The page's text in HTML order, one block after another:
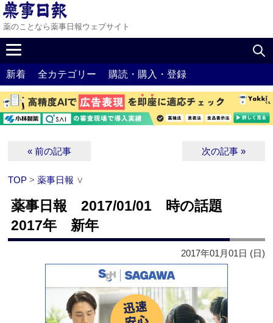
薬のことなら薬事日報ウェブサイト
新着 全カテゴリー 購読・購入・登録
« 前の記事 次の記事 »
TOP >薬事日報 ∨
薬事日報 2017/01/01 時の話題
2017年 新年
2017年01月01日 (日)